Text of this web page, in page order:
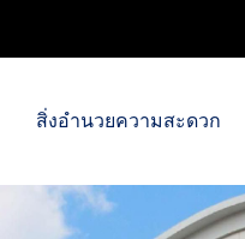
สิ่งอำนวยความสะดวก